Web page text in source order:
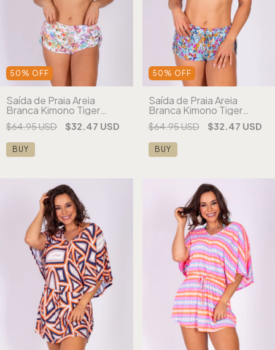
50 % OFF
Saída de Praia Areia
Branca Kimono Tiger
Estampada (cópia) (cópia)
(cópia) (cópia) (cópia)
(cópia)
$64.95 USD $32.47 USD
BUY
50 % OFF
Saída de Praia Areia
Branca Kimono Tiger
Estampada (cópia) (cópia)
(cópia) (cópia) (cópia)
$64.95 USD $32.47 USD
BUY